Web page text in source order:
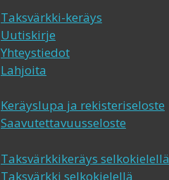
Taksvärkki-keräys
Uutiskirje
Yhteystiedot
Lahjoita
Keräyslupa ja rekisteriseloste
Saavutettavuusseloste
Taksvärkkikeräys selkokielellä
Taksvärkki selkokielellä